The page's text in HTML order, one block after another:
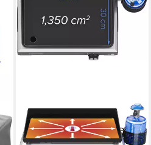
CAMPINGAZ
Gasgrill Campingaz Tischgrill